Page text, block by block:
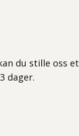
du stille oss et
dager.